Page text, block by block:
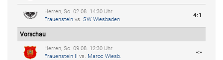
Herren, So. 02.08. 14:30 Uhr
Frauenstein vs. SW Wiesbaden
4:1
Vorschau
Herren, So. 09.08. 12:30 Uhr
Frauenstein II vs. Maroc Wiesb.
-:-